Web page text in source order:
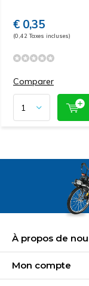
€ 0,35
(0,42 Taxes incluses)
Comparer
À propos de
Mon compte